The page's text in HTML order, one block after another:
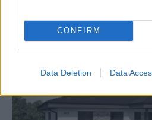
CONFIRM
Data Deletion Data